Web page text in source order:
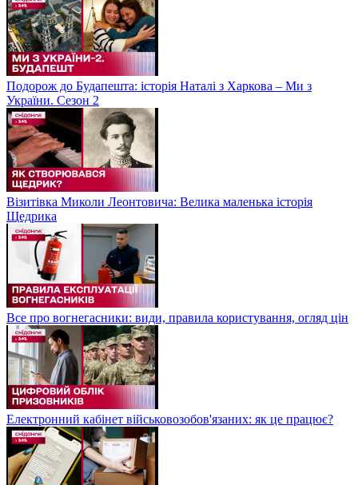
Подорож до Будапешта: історія Наталі з Харкова – Ми з
України. Сезон 2
Візитівка Миколи Леонтовича: Велика маленька історія
Щедрика
Все про вогнегасники: види, правила користування, огляд цін
Електронний кабінет військовозобов'язаних: як це працює?